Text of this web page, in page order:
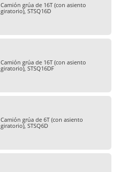
Camión grúa de 16T (con asiento
giratorio), STSQ16D
Camión grúa de 16T (con asiento
giratorio), STSQ16DF
Camión grúa de 6T (con asiento
giratorio), STSQ6D